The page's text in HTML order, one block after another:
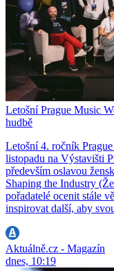
Letošní Prague Music
hudbě
Letošní 4. ročník
listopadu na Výstavišti
především oslavou
Shaping the Industry
pořadatelé ocenit stále
inspirovat další, aby
Aktuálně.cz - Magazín
dnes, 10:19